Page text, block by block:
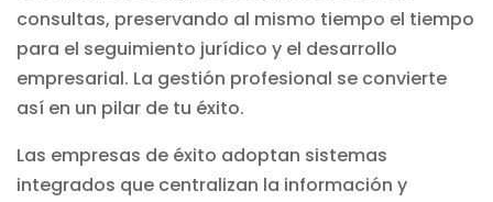
consultas, preservando al mismo tiempo el tiempo
para el seguimiento jurídico y el desarrollo
empresarial. La gestión profesional se convierte
así en un pilar de tu éxito.
Las empresas de éxito adoptan sistemas
integrados que centralizan la información y